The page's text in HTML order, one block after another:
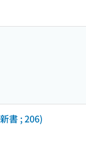
書 ; 206)